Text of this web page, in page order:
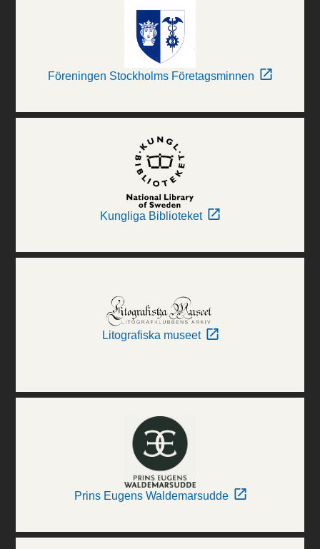
Föreningen Stockholms Företagsminnen
Kungliga Biblioteket
Litografiska museet
Prins Eugens Waldemarsudde